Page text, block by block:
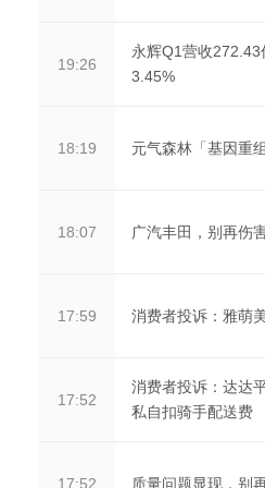
19:26
永辉Q1营收272.43
3.45%
18:19 元气森林「基因重组
18:07 广汽丰田，别再伤
17:59 消费者投诉：雅萌
17:52
消费者投诉：达达
私自扣骑手配送费
17:52 质量问题显现，别